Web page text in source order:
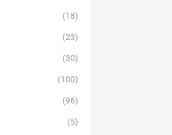
(18)
(23)
(30)
(100)
(96)
(5)